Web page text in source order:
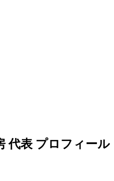
代表 プロフィール